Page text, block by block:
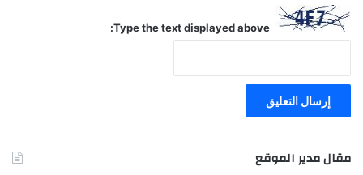
Type the text displayed above:
مقال مدير الموقع